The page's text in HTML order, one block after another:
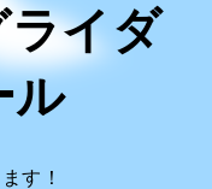
イダ
ル
す！